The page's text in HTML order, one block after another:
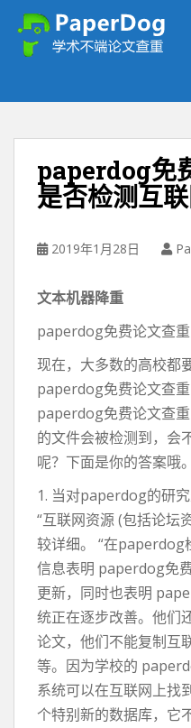
paperdog免
是否检测互
2019年1月28日
文本机器降重
paperdog免费论文查重
现在，大多数的高校都
paperdog免费论文查
paperdog免费论文查
的文件会被检测到，会
呢？下面是你的答案哦。
1. 当对paperdog的研
“互联网资源 (包括论坛
较详细。 “在paperdog
信息表明 paperdog免
更新，同时也表明
统正在逐步改善。他们
论文，他们不能复制互
等。因为学校的
系统可以在互联网上找
个特别新的数据库，它